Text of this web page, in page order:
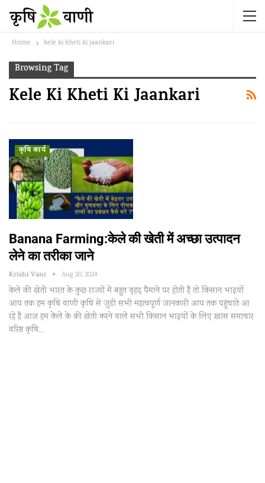
Home kele ki kheti ki jaankari
Browsing Tag
Kele Ki Kheti Ki Jaankari
कृषि कार्य
Banana Farming:केले की खेती में अच्छा उत्पादन
लेने का तरीका जाने
Krishi Vani Aug 20, 2024
केले की खेती भारत के कुछ राज्यों में बहुत वृहद् पैमाने पर होती है तो किसान भाइयों
आप तक हम कृषि वाणी कृषि से जुडी सभी महत्वपूर्ण जानकारी आप तक पहुंचाते आ
रहे है आज हम केले के की खेती करने वाले सभी किसान भाइयों के लिए ख़ास समाचार
वरिष्ठ कृषि…